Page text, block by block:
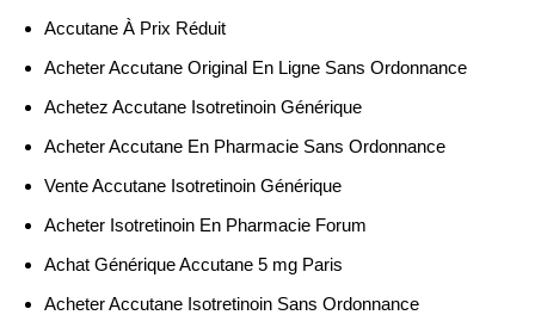
Accutane À Prix Réduit
Acheter Accutane Original En Ligne Sans Ordonnance
Achetez Accutane Isotretinoin Générique
Acheter Accutane En Pharmacie Sans Ordonnance
Vente Accutane Isotretinoin Générique
Acheter Isotretinoin En Pharmacie Forum
Achat Générique Accutane 5 mg Paris
Acheter Accutane Isotretinoin Sans Ordonnance